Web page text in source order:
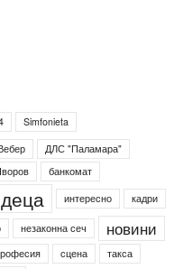
Simfonieta
ДЛС "Паламара"
банкомат
деца интересно кадри
незаконна сеч новини
сцена такса